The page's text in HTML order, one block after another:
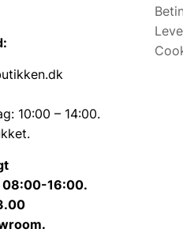
10:00 – 14:00.
08:00-16:00.